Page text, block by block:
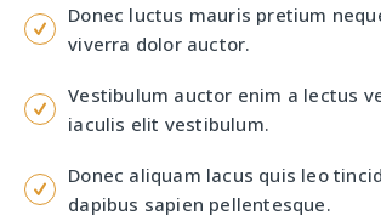
Donec luctus mauris pretium
viverra dolor auctor.
Vestibulum auctor enim a lectus
iaculis elit vestibulum.
Donec aliquam lacus quis leo
dapibus sapien pellentesque.